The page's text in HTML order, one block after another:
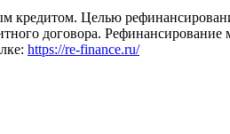
Целью
договора.
https://re-finance.ru/